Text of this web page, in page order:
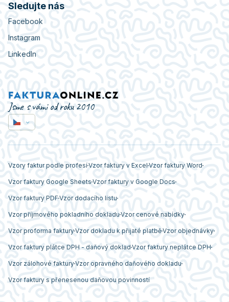
Sledujte nás
Facebook
Instagram
LinkedIn
Jsme s vámi od roku 2010
Vzory faktur podle profesíVzor faktury v Excel Vzor faktury Word
Vzor faktury Google Sheets Vzor faktury v Google Docs
Vzor faktury PDF Vzor dodacího listu
Vzor příjmového pokladního dokladu Vzor cenové nabídky
Vzor proforma fakturyVzor dokladu k přijaté platběVzor objednávky
Vzor faktury plátce DPH - daňový doklad Vzor faktury neplátce DPH
Vzor zálohové fakturyVzor opravného daňového dokladu
Vzor faktury s přenesenou daňovou povinností